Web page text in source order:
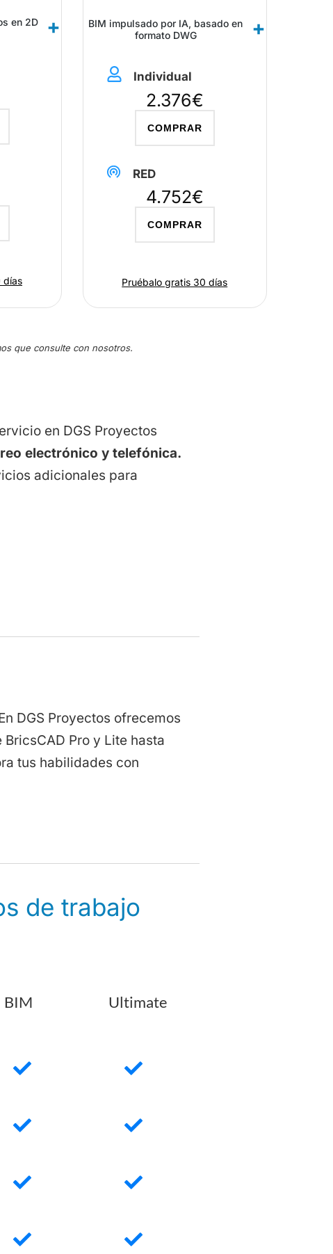
en 2D
días
BIM impulsado por IA, basado en
formato DWG
Individual
2.376€
COMPRAR
RED
4.752€
COMPRAR
Pruébalo gratis 30 días
que consulte con nosotros.
en DGS Proyectos
electrónico y telefónica.
adicionales para
DGS Proyectos ofrecemos
BricsCAD Pro y Lite hasta
tus habilidades con
de trabajo
BIM Ultimate